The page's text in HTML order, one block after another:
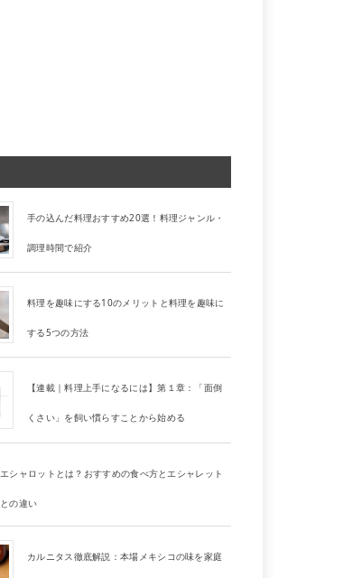
手の込んだ料理おすすめ20選！料理ジャンル・
調理時間で紹介
料理を趣味にする10のメリットと料理を趣味に
する5つの方法
【連載｜料理上手になるには】第１章：「面倒
くさい」を飼い慣らすことから始める
エシャロットとは？おすすめの食べ方とエシャレット
との違い
カルニタス徹底解説：本場メキシコの味を家庭